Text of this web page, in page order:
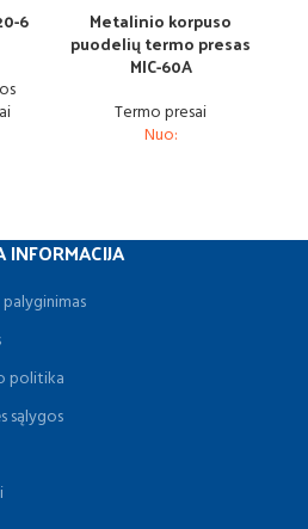
6 Metalinio korpuso
puodelių termo presas
MIC-60A
Termo presai
Nuo:
politika
sąlygos